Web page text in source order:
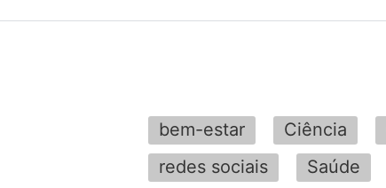
bem-estar Ciência
redes sociais
Saúde